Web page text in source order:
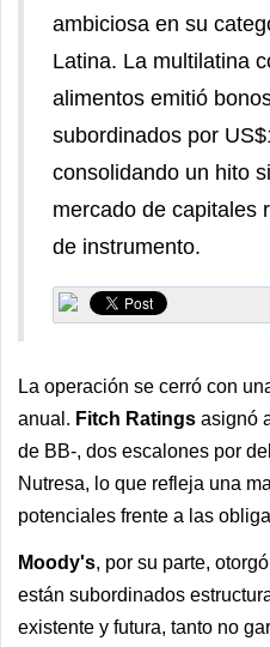
ambiciosa en su
Latina. La multilatina
alimentos emitió
subordinados por
consolidando un hito
mercado de capitales
de instrumento.
La operación se cerró con
anual. Fitch Ratings asignó
de BB-, dos escalones por
Nutresa, lo que refleja una
potenciales frente a las
Moody's, por su parte,
están subordinados
existente y futura, tanto no